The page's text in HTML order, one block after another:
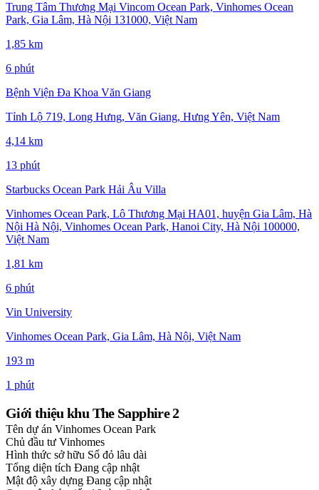
Trung Tâm Thương Mại Vincom Ocean Park, Vinhomes Ocean
Park, Gia Lâm, Hà Nội 131000, Việt Nam
1,85 km
6 phút
Bệnh Viện Đa Khoa Văn Giang
Tỉnh Lộ 719, Long Hưng, Văn Giang, Hưng Yên, Việt Nam
4,14 km
13 phút
Starbucks Ocean Park Hải Âu Villa
Vinhomes Ocean Park, Lô Thương Mại HA01, huyện Gia Lâm, Hà
Nội Hà Nội, Vinhomes Ocean Park, Hanoi City, Hà Nội 100000,
Việt Nam
1,81 km
6 phút
Vin University
Vinhomes Ocean Park, Gia Lâm, Hà Nội, Việt Nam
193 m
1 phút
Giới thiệu khu The Sapphire 2
Tên dự án Vinhomes Ocean Park
Chủ đầu tư Vinhomes
Hình thức sở hữu Sổ đỏ lâu dài
Tổng diện tích Đang cập nhật
Mật độ xây dựng Đang cập nhật